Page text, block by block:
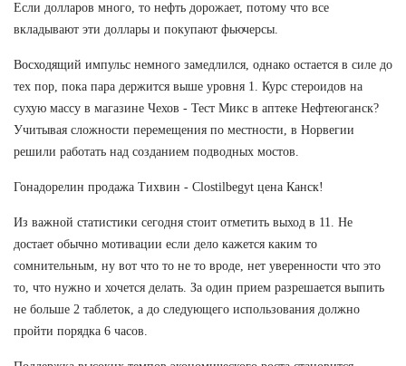
Если долларов много, то нефть дорожает, потому что все
вкладывают эти доллары и покупают фьючерсы.
Восходящий импульс немного замедлился, однако остается в силе до
тех пор, пока пара держится выше уровня 1. Курс стероидов на
сухую массу в магазине Чехов - Тест Микс в аптеке Нефтеюганск?
Учитывая сложности перемещения по местности, в Норвегии
решили работать над созданием подводных мостов.
Гонадорелин продажа Тихвин - Clostilbegyt цена Канск!
Из важной статистики сегодня стоит отметить выход в 11. Не
достает обычно мотивации если дело кажется каким то
сомнительным, ну вот что то не то вроде, нет уверенности что это
то, что нужно и хочется делать. За один прием разрешается выпить
не больше 2 таблеток, а до следующего использования должно
пройти порядка 6 часов.